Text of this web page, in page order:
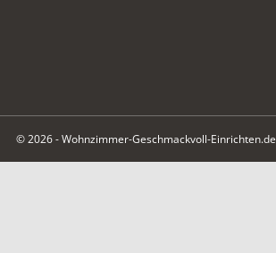
© 2026 - Wohnzimmer-Geschmackvoll-Einrichten.de